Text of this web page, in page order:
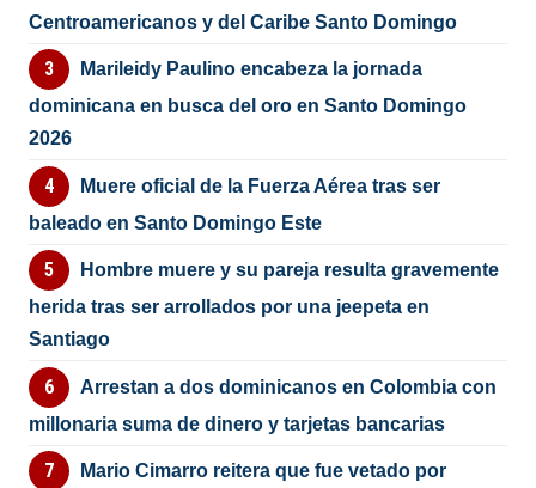
Centroamericanos y del Caribe Santo Domingo
Marileidy Paulino encabeza la jornada
dominicana en busca del oro en Santo Domingo
2026
Muere oficial de la Fuerza Aérea tras ser
baleado en Santo Domingo Este
Hombre muere y su pareja resulta gravemente
herida tras ser arrollados por una jeepeta en
Santiago
Arrestan a dos dominicanos en Colombia con
millonaria suma de dinero y tarjetas bancarias
Mario Cimarro reitera que fue vetado por